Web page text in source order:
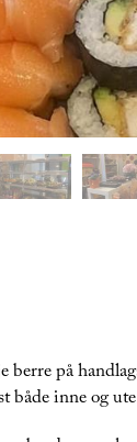
på
både inne og